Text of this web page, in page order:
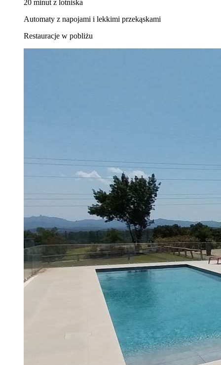
20 minut z lotniska
Automaty z napojami i lekkimi przekąskami
Restauracje w pobliżu